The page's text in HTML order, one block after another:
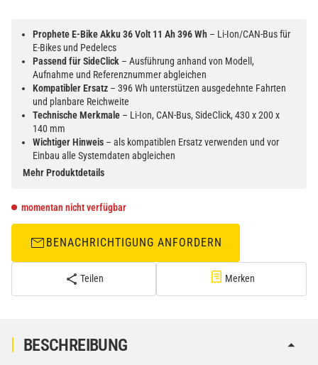
Prophete E-Bike Akku 36 Volt 11 Ah 396 Wh – Li-Ion/CAN-Bus für
E-Bikes und Pedelecs
Passend für SideClick – Ausführung anhand von Modell,
Aufnahme und Referenznummer abgleichen
Kompatibler Ersatz – 396 Wh unterstützen ausgedehnte Fahrten
und planbare Reichweite
Technische Merkmale – Li-Ion, CAN-Bus, SideClick, 430 x 200 x
140 mm
Wichtiger Hinweis – als kompatiblen Ersatz verwenden und vor
Einbau alle Systemdaten abgleichen
Mehr Produktdetails
momentan nicht verfügbar
BENACHRICHTIGUNG ANFORDERN
Teilen Merken
BESCHREIBUNG